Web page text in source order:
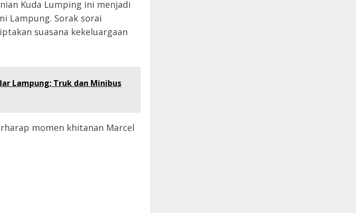
Kuda Lumping ini menjadi
Lampung. Sorak sorai
suasana kekeluargaan
Lampung; Truk dan Minibus
momen khitanan Marcel